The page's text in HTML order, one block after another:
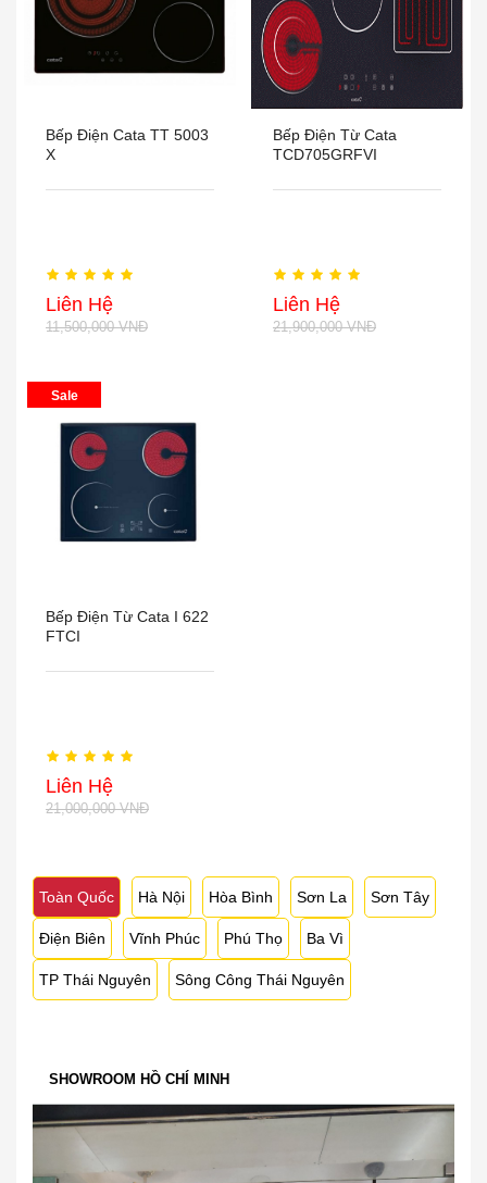
Bếp Điện Cata TT 5003
X
Liên Hệ
11,500,000 VNĐ
Bếp Điện Từ Cata
TCD705GRFVI
Liên Hệ
21,900,000 VNĐ
Sale
Bếp Điện Từ Cata I 622
FTCI
Liên Hệ
21,000,000 VNĐ
Toàn Quốc Hà Nội Hòa Bình Sơn La Sơn Tây
Điện Biên Vĩnh Phúc Phú Thọ Ba Vì
TP Thái Nguyên Sông Công Thái Nguyên
SHOWROOM HỒ CHÍ MINH